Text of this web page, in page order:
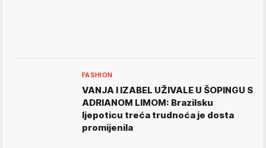
FASHION
VANJA I IZABEL UŽIVALE U ŠOPINGU S
ADRIANOM LIMOM: Brazilsku
ljepoticu treća trudnoća je dosta
promijenila